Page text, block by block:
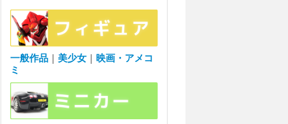
一般作品｜ 美少女｜
映画・アメコ
ミ